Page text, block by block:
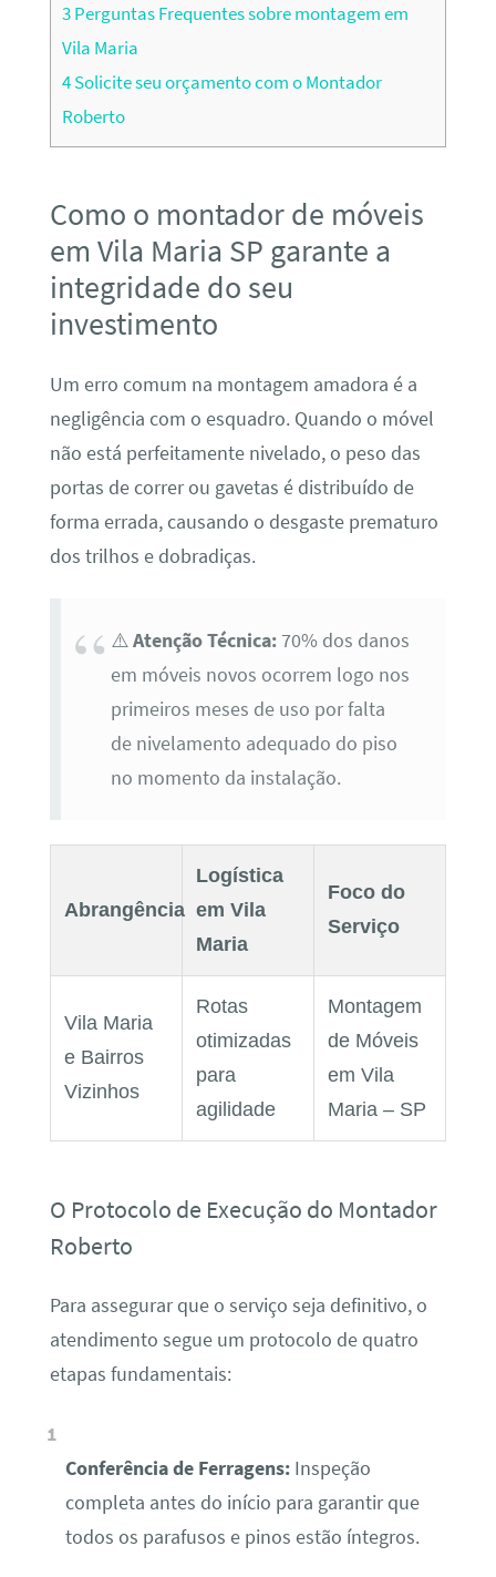
3Perguntas Frequentes sobre montagem em
Vila Maria
4Solicite seu orçamento com o Montador
Roberto
Como o montador de móveis
em Vila Maria SP garante a
integridade do seu
investimento
Um erro comum na montagem amadora é a
negligência com o esquadro. Quando o móvel
não está perfeitamente nivelado, o peso das
portas de correr ou gavetas é distribuído de
forma errada, causando o desgaste prematuro
dos trilhos e dobradiças.
⚠️Atenção Técnica:70% dos danos
em móveis novos ocorrem logo nos
primeiros meses de uso por falta
de nivelamento adequado do piso
no momento da instalação.
Abrangência
Logística
em Vila
Maria
Foco do
Serviço
Vila Maria
e Bairros
Vizinhos
Rotas
otimizadas
para
agilidade
Montagem
de Móveis
em Vila
Maria – SP
O Protocolo de Execução do Montador
Roberto
Para assegurar que o serviço seja definitivo, o
atendimento segue um protocolo de quatro
etapas fundamentais:
Conferência de Ferragens:Inspeção
completa antes do início para garantir que
todos os parafusos e pinos estão íntegros.